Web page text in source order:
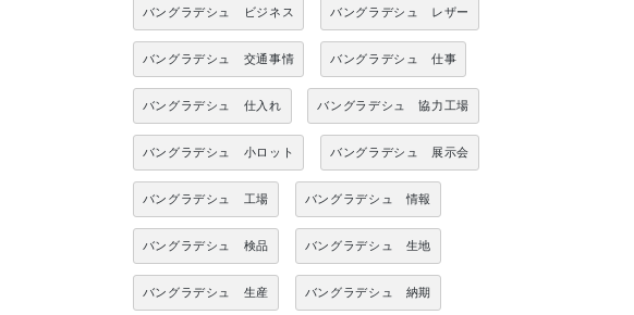
バングラデシュ ビジネス バングラデシュ レザー
バングラデシュ 交通事情 バングラデシュ 仕事
バングラデシュ 仕入れ バングラデシュ 協力工場
バングラデシュ 小ロット バングラデシュ 展示会
バングラデシュ 工場 バングラデシュ 情報
バングラデシュ 検品 バングラデシュ 生地
バングラデシュ 生産 バングラデシュ 納期